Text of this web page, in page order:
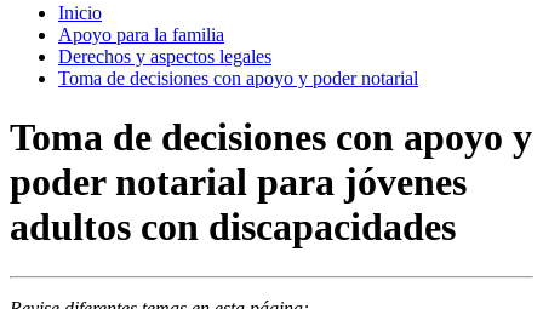
Inicio
Apoyo para la familia
Derechos y aspectos legales
Toma de decisiones con apoyo y poder notarial
Toma de decisiones con apoyo y
poder notarial para jóvenes
adultos con discapacidades